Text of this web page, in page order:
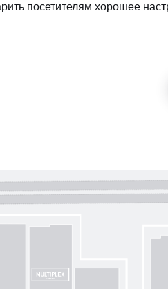
посетителям хорошее